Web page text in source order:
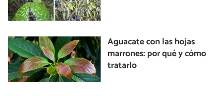
Aguacate con las hojas
marrones: por qué y cómo
tratarlo